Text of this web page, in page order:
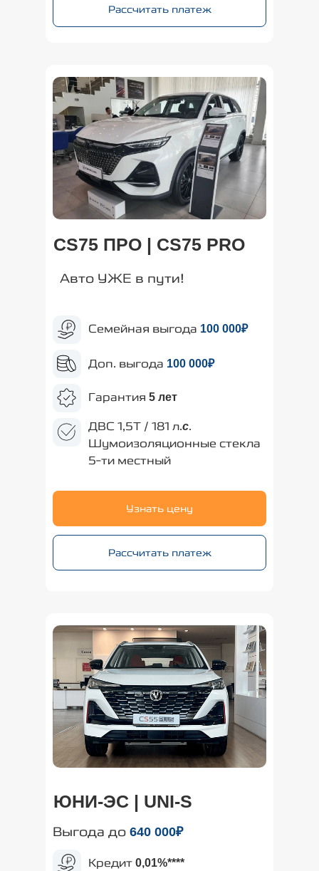
Рассчитать платеж
CS75 ПРО | CS75 PRO
Рассчитать платеж
Узнать цену
Семейная выгода 100 000₽
Доп. выгода 100 000₽
Авто УЖЕ в пути!
Гарантия 5 лет
ДВС 1,5Т / 181 л.с.
Шумоизоляционные стекла
5-ти местный
Кредит 0,01%****
ЮНИ-ЭС | UNI-S
Выгода до 640 000₽